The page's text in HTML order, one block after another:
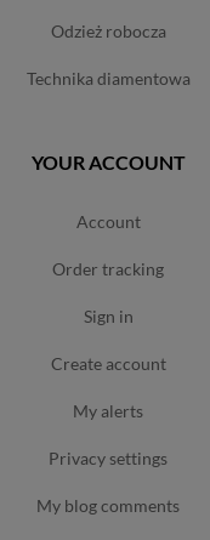
odzież robocza
technika diamentowa
YOUR ACCOUNT
account
order tracking
sign in
create account
my alerts
privacy settings
my blog comments